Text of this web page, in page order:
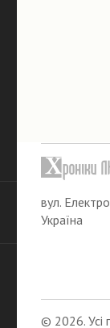
вул.
Україна
© 2026. Усі